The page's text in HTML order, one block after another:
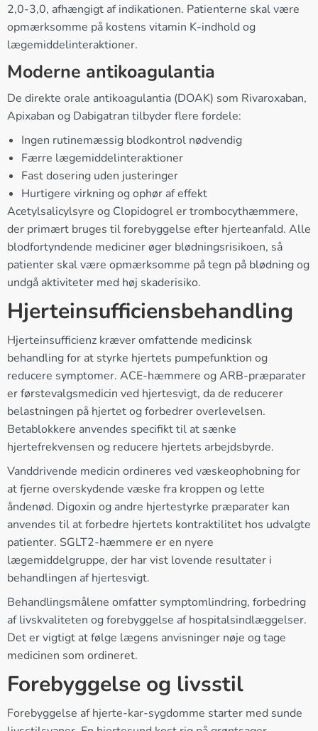
2,0-3,0, afhængigt af indikationen. Patienterne skal være
opmærksomme på kostens vitamin K-indhold og
lægemiddelinteraktioner.
Moderne antikoagulantia
De direkte orale antikoagulantia (DOAK) som Rivaroxaban,
Apixaban og Dabigatran tilbyder flere fordele:
Ingen rutinemæssig blodkontrol nødvendig
Færre lægemiddelinteraktioner
Fast dosering uden justeringer
Hurtigere virkning og ophør af effekt
Acetylsalicylsyre og Clopidogrel er trombocythæmmere,
der primært bruges til forebyggelse efter hjerteanfald. Alle
blodfortyndende mediciner øger blødningsrisikoen, så
patienter skal være opmærksomme på tegn på blødning og
undgå aktiviteter med høj skaderisiko.
Hjerteinsufficiensbehandling
Hjerteinsufficienz kræver omfattende medicinsk
behandling for at styrke hjertets pumpefunktion og
reducere symptomer. ACE-hæmmere og ARB-præparater
er førstevalgsmedicin ved hjertesvigt, da de reducerer
belastningen på hjertet og forbedrer overlevelsen.
Betablokkere anvendes specifikt til at sænke
hjertefrekvensen og reducere hjertets arbejdsbyrde.
Vanddrivende medicin ordineres ved væskeophobning for
at fjerne overskydende væske fra kroppen og lette
åndenød. Digoxin og andre hjertestyrke præparater kan
anvendes til at forbedre hjertets kontraktilitet hos udvalgte
patienter. SGLT2-hæmmere er en nyere
lægemiddelgruppe, der har vist lovende resultater i
behandlingen af hjertesvigt.
Behandlingsmålene omfatter symptomlindring, forbedring
af livskvaliteten og forebyggelse af hospitalsindlæggelser.
Det er vigtigt at følge lægens anvisninger nøje og tage
medicinen som ordineret.
Forebyggelse og livsstil
Forebyggelse af hjerte-kar-sygdomme starter med sunde